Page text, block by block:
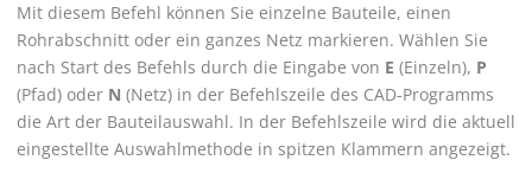
Mit diesem Befehl können Sie einzelne Bauteile, einen
Rohrabschnitt oder ein ganzes Netz markieren. Wählen Sie
nach Start des Befehls durch die Eingabe von E (Einzeln), P
(Pfad) oder N (Netz) in der Befehlszeile des CAD-Programms
die Art der Bauteilauswahl. In der Befehlszeile wird die aktuell
eingestellte Auswahlmethode in spitzen Klammern angezeigt.